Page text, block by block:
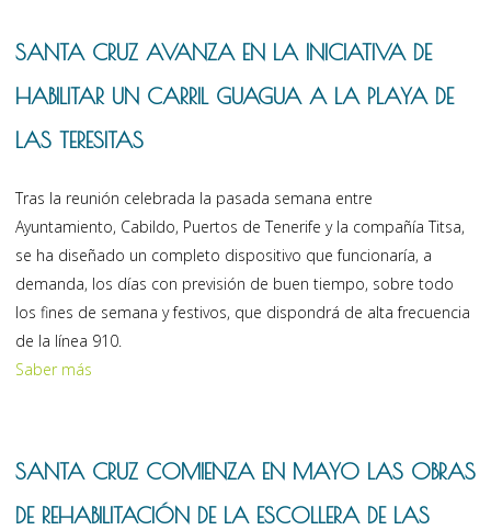
SANTA CRUZ AVANZA EN LA INICIATIVA DE
HABILITAR UN CARRIL GUAGUA A LA PLAYA DE
LAS TERESITAS
Tras la reunión celebrada la pasada semana entre
Ayuntamiento, Cabildo, Puertos de Tenerife y la compañía Titsa,
se ha diseñado un completo dispositivo que funcionaría, a
demanda, los días con previsión de buen tiempo, sobre todo
los fines de semana y festivos, que dispondrá de alta frecuencia
de la línea 910.
Saber más
SANTA CRUZ COMIENZA EN MAYO LAS OBRAS
DE REHABILITACIÓN DE LA ESCOLLERA DE LAS